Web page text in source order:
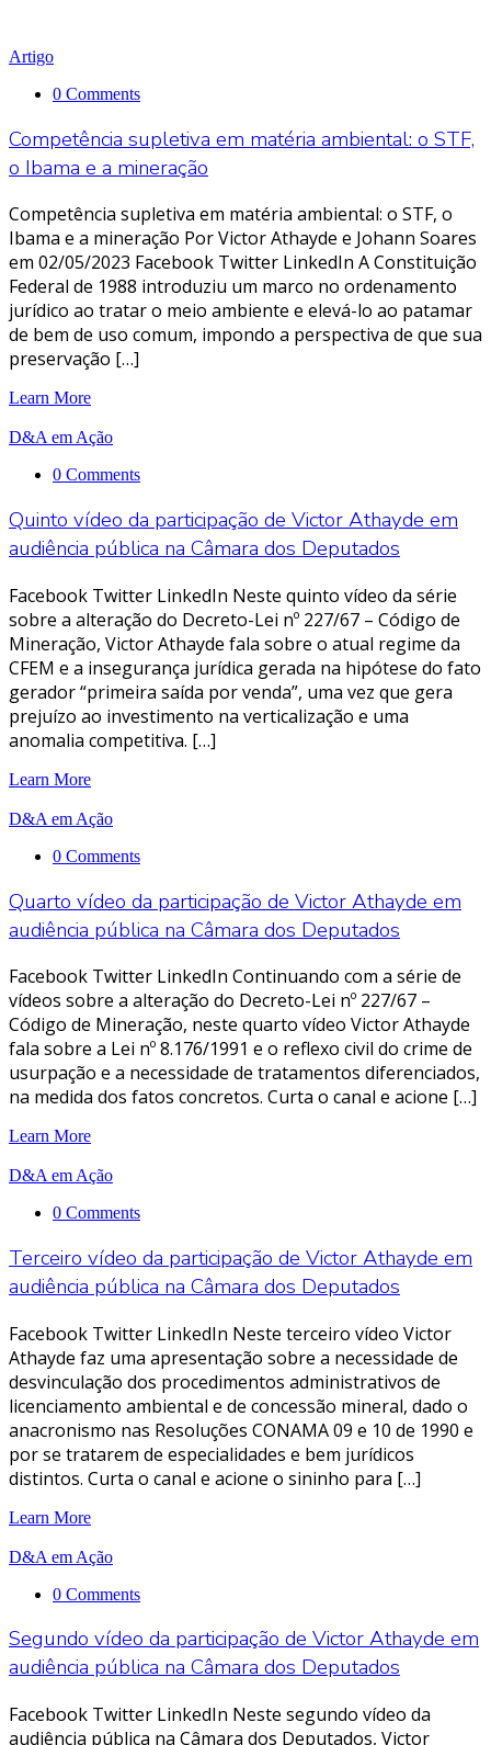
Artigo
0 Comments
Competência supletiva em matéria ambiental: o STF,
o Ibama e a mineração
Competência supletiva em matéria ambiental: o STF, o
Ibama e a mineração Por Victor Athayde e Johann Soares
em 02/05/2023 Facebook Twitter LinkedIn A Constituição
Federal de 1988 introduziu um marco no ordenamento
jurídico ao tratar o meio ambiente e elevá-lo ao patamar
de bem de uso comum, impondo a perspectiva de que sua
preservação […]
Learn More
D&A em Ação
0 Comments
Quinto vídeo da participação de Victor Athayde em
audiência pública na Câmara dos Deputados
Facebook Twitter LinkedIn Neste quinto vídeo da série
sobre a alteração do Decreto-Lei nº 227/67 – Código de
Mineração, Victor Athayde fala sobre o atual regime da
CFEM e a insegurança jurídica gerada na hipótese do fato
gerador “primeira saída por venda”, uma vez que gera
prejuízo ao investimento na verticalização e uma
anomalia competitiva. […]
Learn More
D&A em Ação
0 Comments
Quarto vídeo da participação de Victor Athayde em
audiência pública na Câmara dos Deputados
Facebook Twitter LinkedIn Continuando com a série de
vídeos sobre a alteração do Decreto-Lei nº 227/67 –
Código de Mineração, neste quarto vídeo Victor Athayde
fala sobre a Lei nº 8.176/1991 e o reflexo civil do crime de
usurpação e a necessidade de tratamentos diferenciados,
na medida dos fatos concretos. Curta o canal e acione […]
Learn More
D&A em Ação
0 Comments
Terceiro vídeo da participação de Victor Athayde em
audiência pública na Câmara dos Deputados
Facebook Twitter LinkedIn Neste terceiro vídeo Victor
Athayde faz uma apresentação sobre a necessidade de
desvinculação dos procedimentos administrativos de
licenciamento ambiental e de concessão mineral, dado o
anacronismo nas Resoluções CONAMA 09 e 10 de 1990 e
por se tratarem de especialidades e bem jurídicos
distintos. Curta o canal e acione o sininho para […]
Learn More
D&A em Ação
0 Comments
Segundo vídeo da participação de Victor Athayde em
audiência pública na Câmara dos Deputados
Facebook Twitter LinkedIn Neste segundo vídeo da
audiência pública na Câmara dos Deputados, Victor